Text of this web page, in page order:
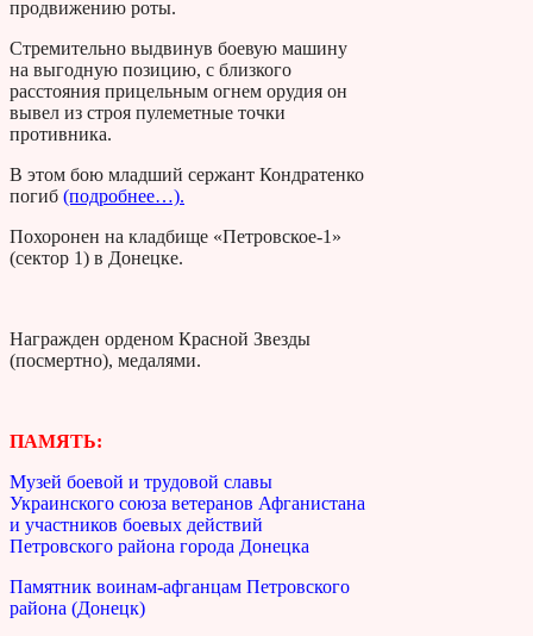
продвижению роты.
Стремительно выдвинув боевую машину
на выгодную позицию, с близкого
расстояния прицельным огнем орудия он
вывел из строя пулеметные точки
противника.
В этом бою младший сержант Кондратенко
погиб (подробнее…).
Похоронен на кладбище «Петровское-1»
(сектор 1) в Донецке.
Награжден орденом Красной Звезды
(посмертно), медалями.
ПАМЯТЬ:
Музей боевой и трудовой славы
Украинского союза ветеранов Афганистана
и участников боевых действий
Петровского района города Донецка
Памятник воинам-афганцам Петровского
района (Донецк)